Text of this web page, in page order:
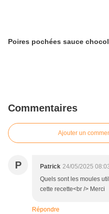
Poires pochées sauce
Commentaires
Ajouter un
P Patrick 24/05/2025
Quels sont les moules
cette recette<br /> Merci
Répondre